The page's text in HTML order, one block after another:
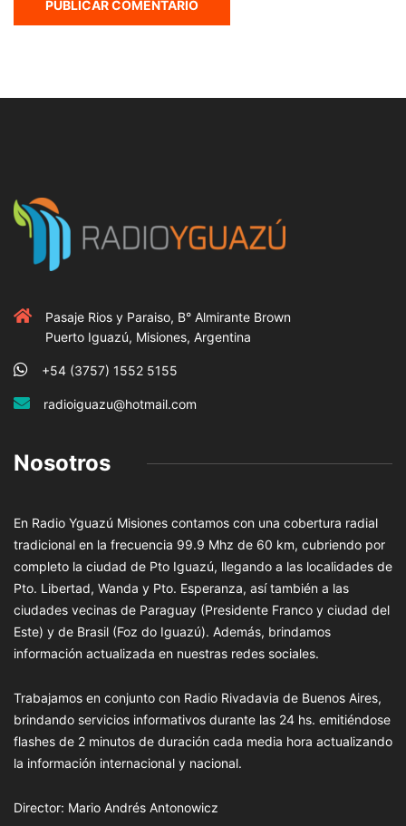
Pasaje Rios y Paraiso, B° Almirante Brown
Puerto Iguazú, Misiones, Argentina
+54 (3757) 1552 5155
radioiguazu@hotmail.com
Nosotros
En Radio Yguazú Misiones contamos con una cobertura radial
tradicional en la frecuencia 99.9 Mhz de 60 km, cubriendo por
completo la ciudad de Pto Iguazú, llegando a las localidades de
Pto. Libertad, Wanda y Pto. Esperanza, así también a las
ciudades vecinas de Paraguay (Presidente Franco y ciudad del
Este) y de Brasil (Foz do Iguazú). Además, brindamos
información actualizada en nuestras redes sociales.
Trabajamos en conjunto con Radio Rivadavia de Buenos Aires,
brindando servicios informativos durante las 24 hs. emitiéndose
flashes de 2 minutos de duración cada media hora actualizando
la información internacional y nacional.
Director: Mario Andrés Antonowicz